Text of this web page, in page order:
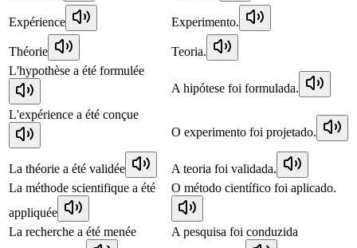
Expérience Experimento.
Théorie
Teoria.
L'hypothèse a été formulée
A hipótese foi formulada.
L'expérience a été conçue
O experimento foi projetado.
La théorie a été validée
A teoria foi validada.
La méthode scientifique a été
appliquée
O método científico foi aplicado.
La recherche a été menée
A pesquisa foi conduzida